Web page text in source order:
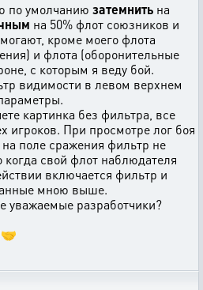
по умолчанию затемнить на
на 50% флот союзников и
кроме моего флота
и флота (оборонительные
с которым я веду бой.
видимости в левом верхнем
картинка без фильтра, все
игроков. При просмотре лог боя
поле сражения фильтр не
когда свой флот наблюдателя
включается фильтр и
мною выше.
уважаемые разработчики?